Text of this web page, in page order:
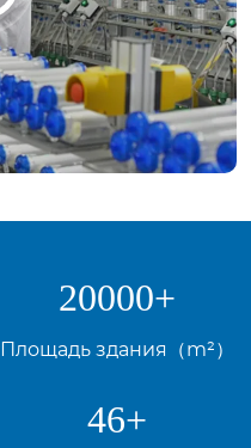
20000+
Площадь здания（m²）
46+